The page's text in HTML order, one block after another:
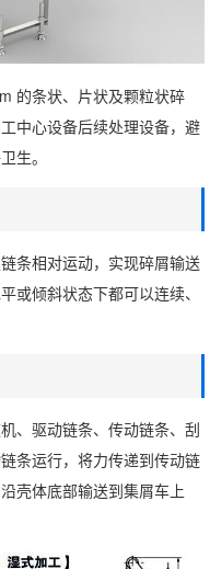
的条状、片状及颗粒状碎
中心设备后续处理设备，避
生。
条相对运动，实现碎屑输送
或倾斜状态下都可以连续、
驱动链条、传动链条、刮
条运行，将力传递到传动链
壳体底部输送到集屑车上